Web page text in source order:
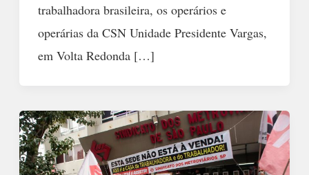
trabalhadora brasileira, os operários e
operárias da CSN Unidade Presidente Vargas,
em Volta Redonda […]